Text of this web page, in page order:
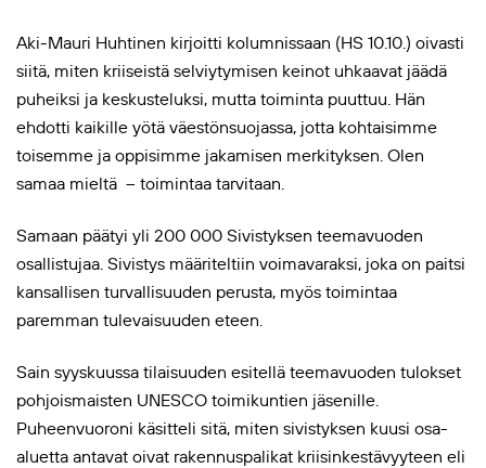
Aki-Mauri Huhtinen kirjoitti kolumnissaan (HS 10.10.) oivasti
siitä, miten kriiseistä selviytymisen keinot uhkaavat jäädä
puheiksi ja keskusteluksi, mutta toiminta puuttuu. Hän
ehdotti kaikille yötä väestönsuojassa, jotta kohtaisimme
toisemme ja oppisimme jakamisen merkityksen. Olen
samaa mieltä – toimintaa tarvitaan.
Samaan päätyi yli 200 000 Sivistyksen teemavuoden
osallistujaa. Sivistys määriteltiin voimavaraksi, joka on paitsi
kansallisen turvallisuuden perusta, myös toimintaa
paremman tulevaisuuden eteen.
Sain syyskuussa tilaisuuden esitellä teemavuoden tulokset
pohjoismaisten UNESCO toimikuntien jäsenille.
Puheenvuoroni käsitteli sitä, miten sivistyksen kuusi osa-
aluetta antavat oivat rakennuspalikat kriisinkestävyyteen eli